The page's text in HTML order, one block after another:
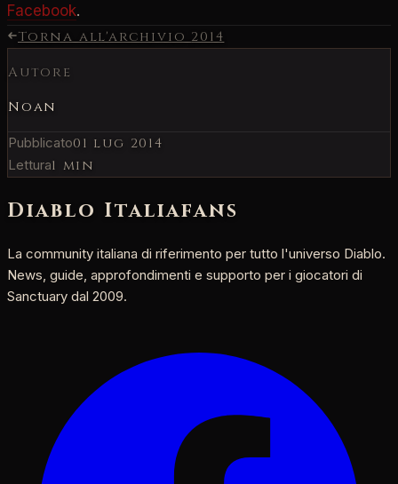
Facebook.
Torna all'archivio 2014
Autore
Noan
Pubblicato01 lug 2014
Lettura1 min
Diablo Italiafans
La community italiana di riferimento per tutto l'universo Diablo.
News, guide, approfondimenti e supporto per i giocatori di
Sanctuary dal 2009.